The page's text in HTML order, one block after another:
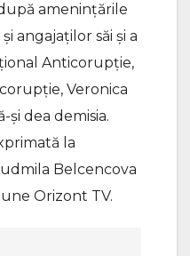
amenințările
angajaților săi și a
Anticorupție,
Veronica
și dea demisia.
la
Belcencova
Orizont TV.